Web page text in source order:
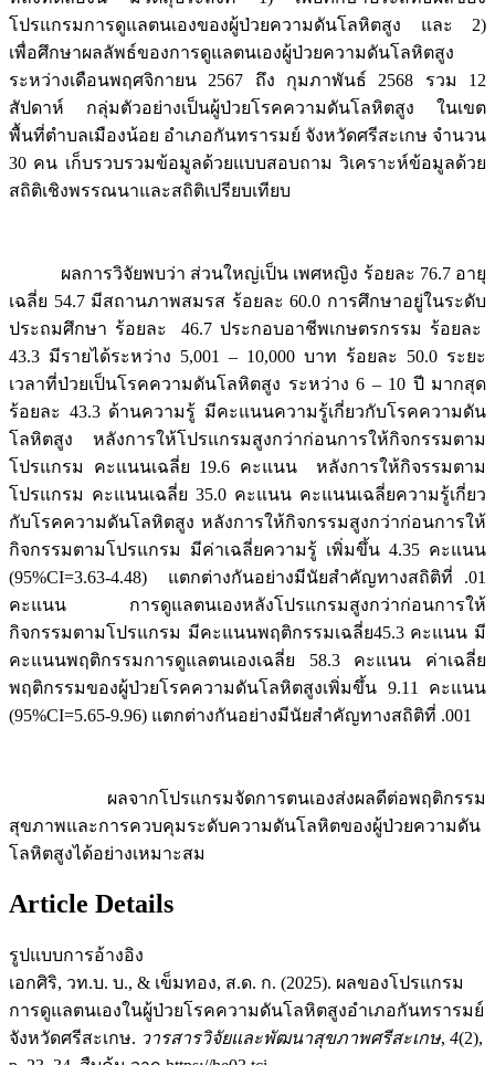
โปรแกรมการดูแลตนเองของผู้ป่วยความดันโลหิตสูง และ 2)
เพื่อศึกษาผลลัพธ์ของการดูแลตนเองผู้ป่วยความดันโลหิตสูง
ระหว่างเดือนพฤศจิกายน 2567 ถึง กุมภาพันธ์ 2568 รวม 12
สัปดาห์ กลุ่มตัวอย่างเป็นผู้ป่วยโรคความดันโลหิตสูง ในเขต
พื้นที่ตำบลเมืองน้อย อำเภอกันทรารมย์ จังหวัดศรีสะเกษ จำนวน
30 คน เก็บรวบรวมข้อมูลด้วยแบบสอบถาม วิเคราะห์ข้อมูลด้วย
สถิติเชิงพรรณนาและสถิติเปรียบเทียบ
ผลการวิจัยพบว่า ส่วนใหญ่เป็น เพศหญิง ร้อยละ 76.7 อายุ
เฉลี่ย 54.7 มีสถานภาพสมรส ร้อยละ 60.0 การศึกษาอยู่ในระดับ
ประถมศึกษา ร้อยละ 46.7 ประกอบอาชีพเกษตรกรรม ร้อยละ
43.3 มีรายได้ระหว่าง 5,001 – 10,000 บาท ร้อยละ 50.0 ระยะ
เวลาที่ป่วยเป็นโรคความดันโลหิตสูง ระหว่าง 6 – 10 ปี มากสุด
ร้อยละ 43.3 ด้านความรู้ มีคะแนนความรู้เกี่ยวกับโรคความดัน
โลหิตสูง หลังการให้โปรแกรมสูงกว่าก่อนการให้กิจกรรมตาม
โปรแกรม คะแนนเฉลี่ย 19.6 คะแนน หลังการให้กิจรรมตาม
โปรแกรม คะแนนเฉลี่ย 35.0 คะแนน คะแนนเฉลี่ยความรู้เกี่ยว
กับโรคความดันโลหิตสูง หลังการให้กิจกรรมสูงกว่าก่อนการให้
กิจกรรมตามโปรแกรม มีค่าเฉลี่ยความรู้ เพิ่มขึ้น 4.35 คะแนน
(95%CI=3.63-4.48) แตกต่างกันอย่างมีนัยสำคัญทางสถิติที่ .01
คะแนน การดูแลตนเองหลังโปรแกรมสูงกว่าก่อนการให้
กิจกรรมตามโปรแกรม มีคะแนนพฤติกรรมเฉลี่ย45.3 คะแนน มี
คะแนนพฤติกรรมการดูแลตนเองเฉลี่ย 58.3 คะแนน ค่าเฉลี่ย
พฤติกรรมของผู้ป่วยโรคความดันโลหิตสูงเพิ่มขึ้น 9.11 คะแนน
(95%CI=5.65-9.96) แตกต่างกันอย่างมีนัยสำคัญทางสถิติที่ .001
ผลจากโปรแกรมจัดการตนเองส่งผลดีต่อพฤติกรรม
สุขภาพและการควบคุมระดับความดันโลหิตของผู้ป่วยความดัน
โลหิตสูงได้อย่างเหมาะสม
Article Details
รูปแบบการอ้างอิง
เอกศิริ, วท.บ. บ., & เข็มทอง, ส.ด. ก. (2025). ผลของโปรแกรม
การดูแลตนเองในผู้ป่วยโรคความดันโลหิตสูงอำเภอกันทรารมย์
จังหวัดศรีสะเกษ. วารสารวิจัยและพัฒนาสุขภาพศรีสะเกษ, 4(2),